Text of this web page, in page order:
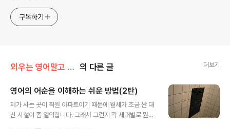
구독하기
외우는 영어말고 이해하는 영어 의 다른 글 더보기
영어의 어순을 이해하는 쉬운 방법(2탄)
제가 사는 곳이 직원 아파트이기 때문에 월세가 조금 싼 대
신 시설이 좀 열악합니다. 그래서 그런지 각 세대별로 뭔가